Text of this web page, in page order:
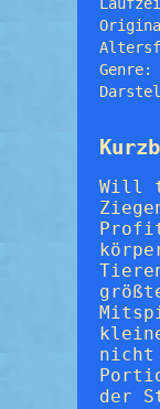
Will
nicht
der